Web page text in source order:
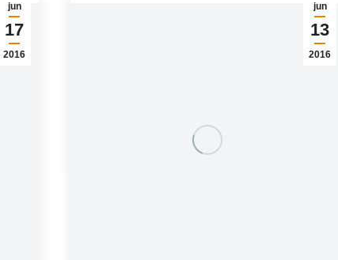
jun
17
2016
jun
13
2016